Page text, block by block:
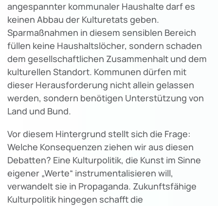
angespannter kommunaler Haushalte darf es
keinen Abbau der Kulturetats geben.
Sparmaßnahmen in diesem sensiblen Bereich
füllen keine Haushaltslöcher, sondern schaden
dem gesellschaftlichen Zusammenhalt und dem
kulturellen Standort. Kommunen dürfen mit
dieser Herausforderung nicht allein gelassen
werden, sondern benötigen Unterstützung von
Land und Bund.
Vor diesem Hintergrund stellt sich die Frage:
Welche Konsequenzen ziehen wir aus diesen
Debatten? Eine Kulturpolitik, die Kunst im Sinne
eigener „Werte“ instrumentalisieren will,
verwandelt sie in Propaganda. Zukunftsfähige
Kulturpolitik hingegen schafft die